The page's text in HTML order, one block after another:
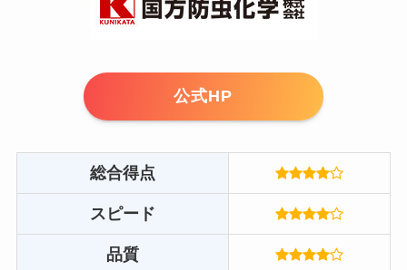
公式HP
総合得点
スピード
品質